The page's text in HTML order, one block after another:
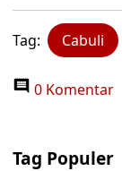
Tag: Cabuli
0 Komentar
Tag Populer